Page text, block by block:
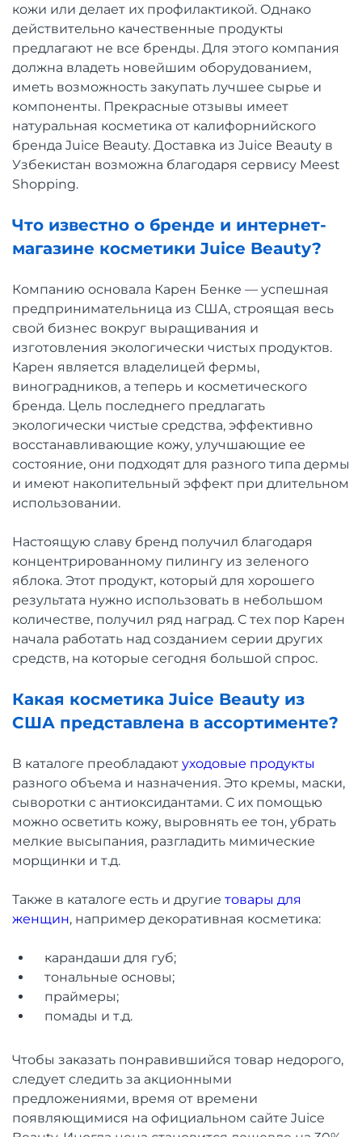
кожи или делает их профилактикой. Однако
действительно качественные продукты
предлагают не все бренды. Для этого компания
должна владеть новейшим оборудованием,
иметь возможность закупать лучшее сырье и
компоненты. Прекрасные отзывы имеет
натуральная косметика от калифорнийского
бренда Juice Beauty. Доставка из Juice Beauty в
Узбекистан возможна благодаря сервису Meest
Shopping.
Что известно о бренде и интернет-
магазине косметики Juice Beauty?
Компанию основала Карен Бенке — успешная
предпринимательница из США, строящая весь
свой бизнес вокруг выращивания и
изготовления экологически чистых продуктов.
Карен является владелицей фермы,
виноградников, а теперь и косметического
бренда. Цель последнего предлагать
экологически чистые средства, эффективно
восстанавливающие кожу, улучшающие ее
состояние, они подходят для разного типа дермы
и имеют накопительный эффект при длительном
использовании.
Настоящую славу бренд получил благодаря
концентрированному пилингу из зеленого
яблока. Этот продукт, который для хорошего
результата нужно использовать в небольшом
количестве, получил ряд наград. С тех пор Карен
начала работать над созданием серии других
средств, на которые сегодня большой спрос.
Какая косметика Juice Beauty из
США представлена в ассортименте?
В каталоге преобладают уходовые продукты
разного объема и назначения. Это кремы, маски,
сыворотки с антиоксидантами. С их помощью
можно осветить кожу, выровнять ее тон, убрать
мелкие высыпания, разгладить мимические
морщинки и т.д.
Также в каталоге есть и другие товары для
женщин, например декоративная косметика:
карандаши для губ;
тональные основы;
праймеры;
помады и т.д.
Чтобы заказать понравившийся товар недорого,
следует следить за акционными
предложениями, время от времени
появляющимися на официальном сайте Juice